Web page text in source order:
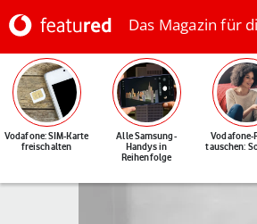
Das Magazin für
Vodafone: SIM-Karte
freischalten
Alle Samsung-
Handys in
Reihenfolge
Vodafone-
tauschen: